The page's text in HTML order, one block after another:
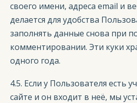
своего имени, адреса email и
делается для удобства
заполнять данные снова при
комментировании. Эти куки
одного года.
4.5. Если у Пользователя есть
сайте и он входит в неё, мы